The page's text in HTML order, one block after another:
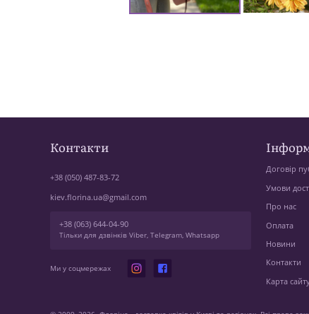
Контакти
+38 (050) 487-83-72
kiev.florina.ua@gmail.com
+38 (063) 644-04-90
Тільки для дзвінків Viber, Telegram, Whatsapp
Ми у соцмережах
Договір
Умови
Про нас
Оплата
Новини
Контакти
Карта